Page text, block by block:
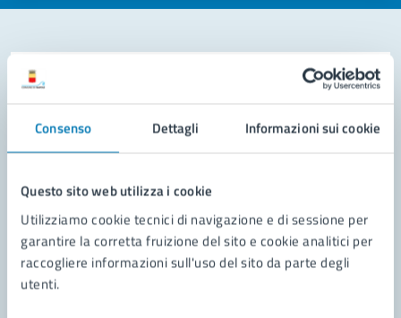
Consenso Dettagli Informazioni sui cookie
Questo sito web utilizza i cookie
Utilizziamo cookie tecnici di navigazione e di sessione per
garantire la corretta fruizione del sito e cookie analitici per
raccogliere informazioni sull'uso del sito da parte degli
utenti.
Contatta il comune
Leggi le domande frequenti
Richiedi assistenza
Prenota appuntamento
Problemi in città